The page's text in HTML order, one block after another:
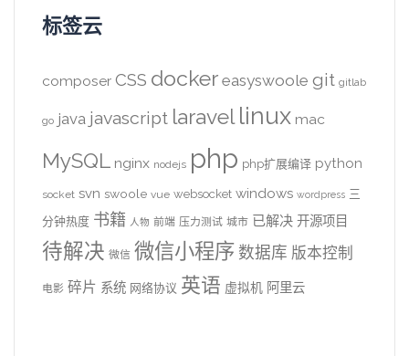
标签云
composer CSS docker easyswoole git gitlab
go java javascript laravel linux mac
MySQL nginx nodejs php php扩展编译 python
socket svn swoole vue websocket windows wordpress 三
分钟热度 书籍 人物 前端 压力测试 城市 已解决 开源项目
待解决 微信 微信小程序 数据库 版本控制
电影 碎片 系统 网络协议 英语 虚拟机 阿里云